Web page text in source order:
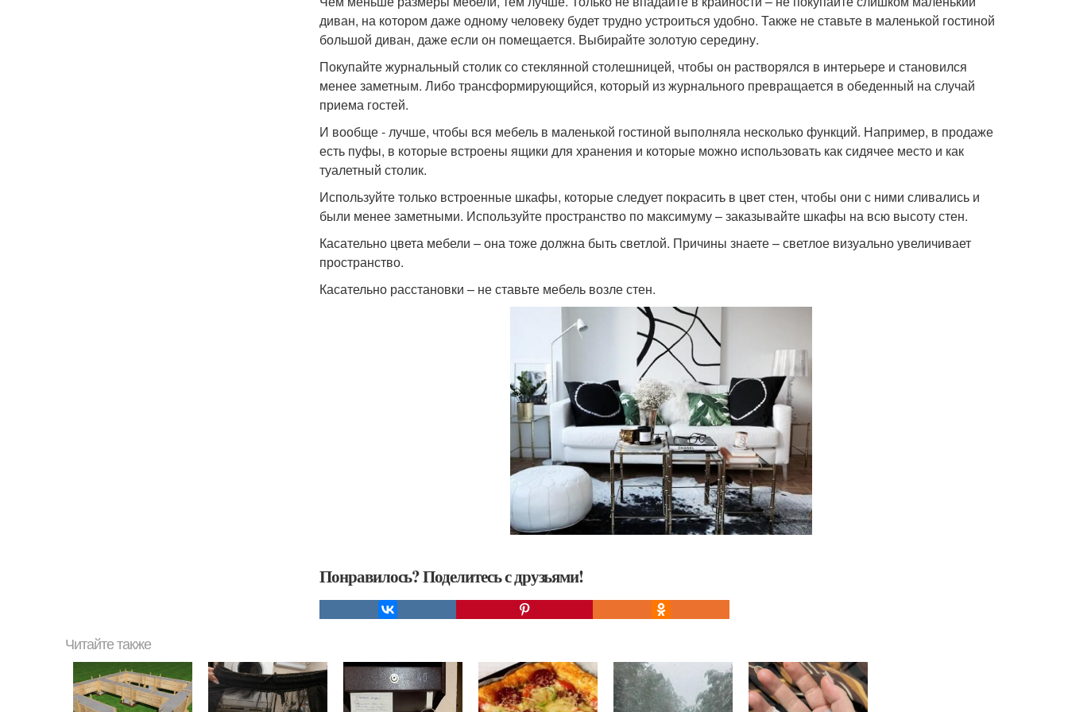
диван, на котором даже одному человеку будет трудно устроиться удобно. Также не ставьте в маленькой гостиной
большой диван, даже если он помещается. Выбирайте золотую середину.
Покупайте журнальный столик со стеклянной столешницей, чтобы он растворялся в интерьере и становился
менее заметным. Либо трансформирующийся, который из журнального превращается в обеденный на случай
приема гостей.
И вообще - лучше, чтобы вся мебель в маленькой гостиной выполняла несколько функций. Например, в продаже
есть пуфы, в которые встроены ящики для хранения и которые можно использовать как сидячее место и как
туалетный столик.
Используйте только встроенные шкафы, которые следует покрасить в цвет стен, чтобы они с ними сливались и
были менее заметными. Используйте пространство по максимуму – заказывайте шкафы на всю высоту стен.
Касательно цвета мебели – она тоже должна быть светлой. Причины знаете – светлое визуально увеличивает
пространство.
Касательно расстановки – не ставьте мебель возле стен.
Понравилось? Поделитесь с друзьями!
Читайте также